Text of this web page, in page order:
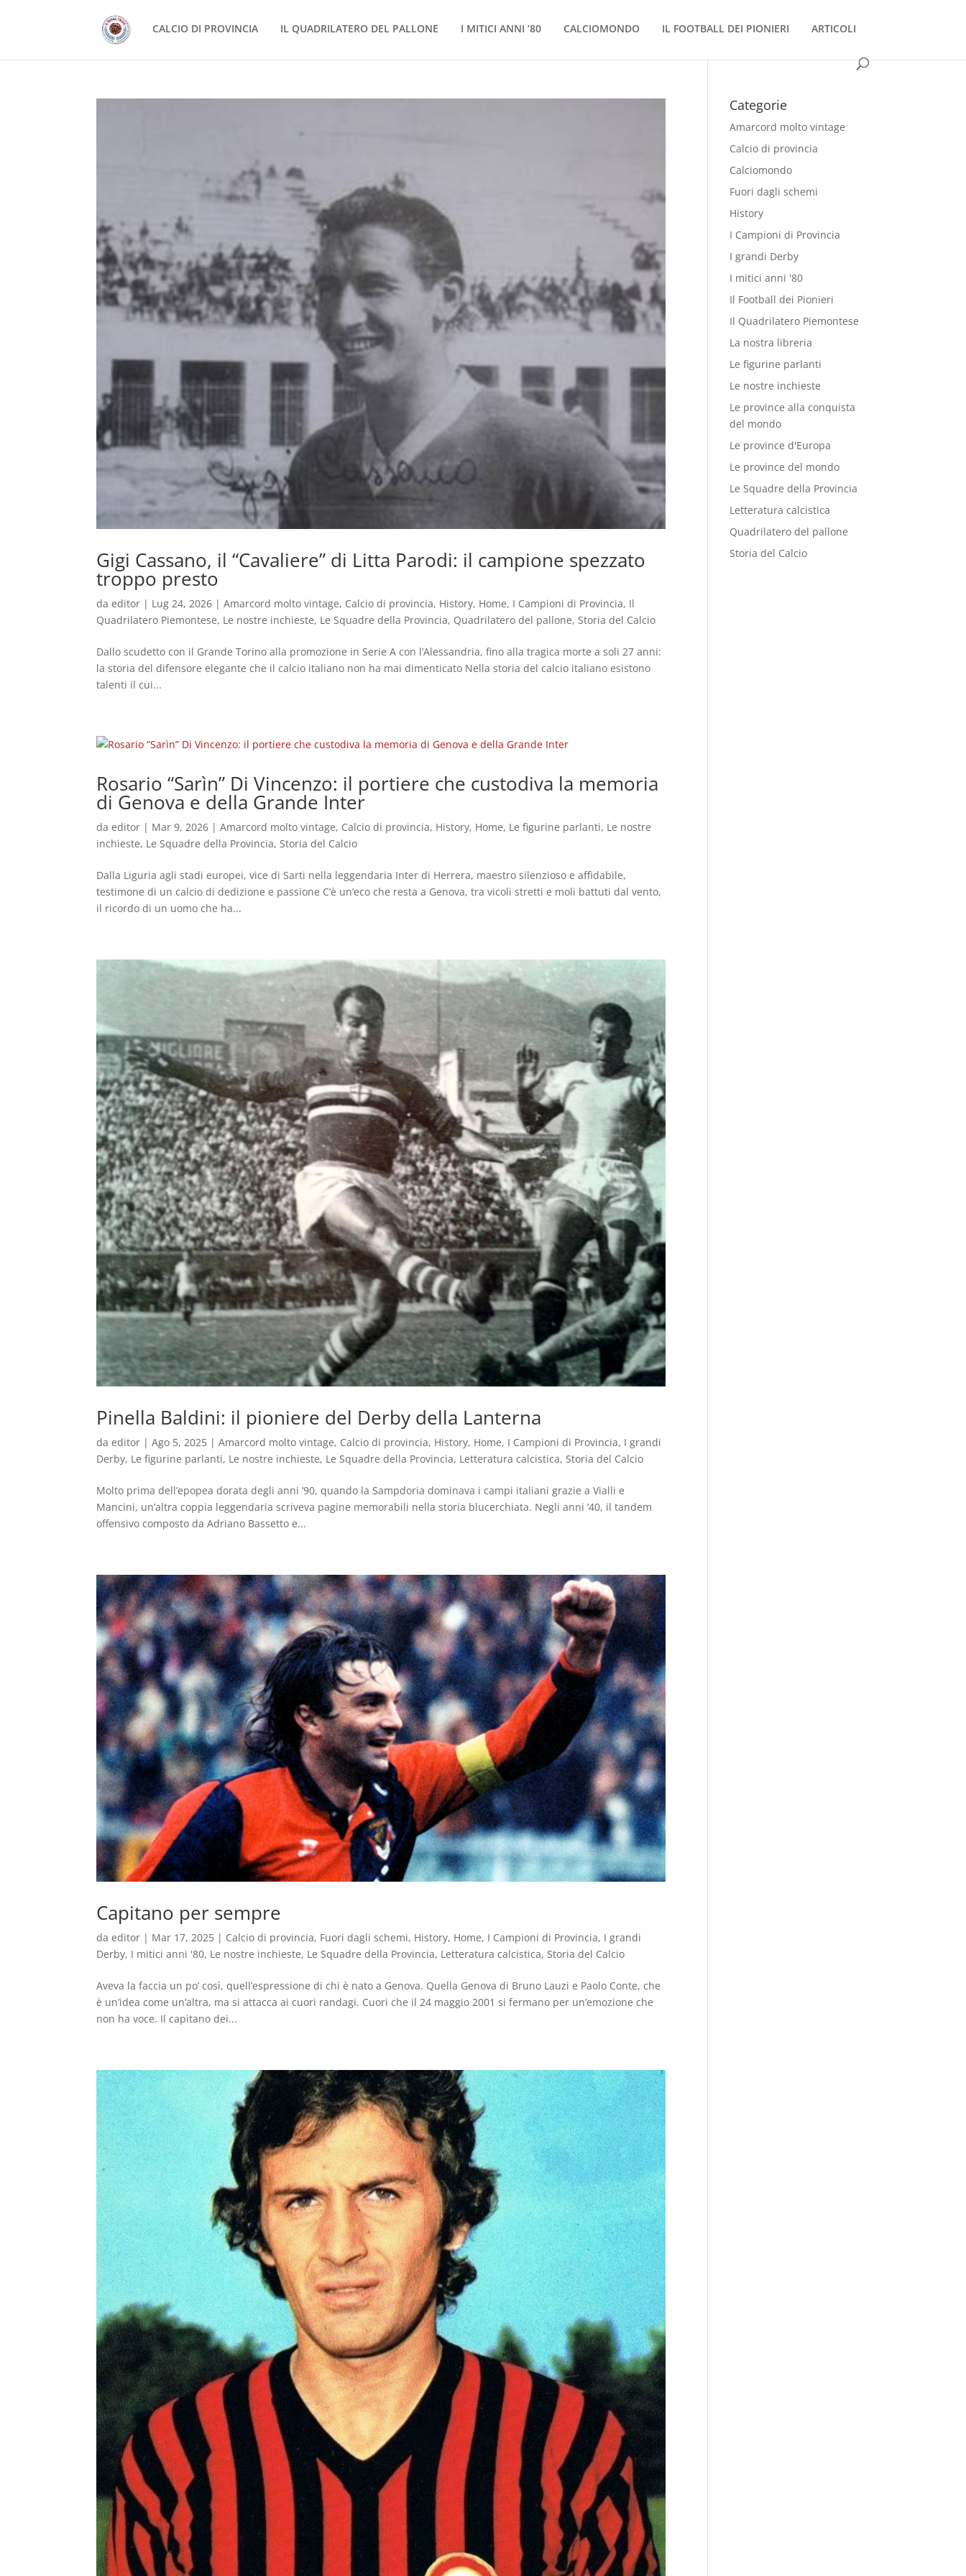
CALCIO DI PROVINCIA IL QUADRILATERO DEL PALLONE I MITICI ANNI ’80 CALCIOMONDO IL FOOTBALL DEI PIONIERI ARTICOLI
Gigi Cassano, il “Cavaliere” di Litta Parodi: il campione spezzato
troppo presto
daeditor | Lug 24, 2026 |Amarcord molto vintage, Calcio di provincia, History, Home, I Campioni di Provincia, Il
Quadrilatero Piemontese, Le nostre inchieste, Le Squadre della Provincia, Quadrilatero del pallone,Storia del Calcio
Dallo scudetto con il Grande Torino alla promozione in Serie A con l’Alessandria, fino alla tragica morte a soli 27 anni:
la storia del difensore elegante che il calcio italiano non ha mai dimenticato Nella storia del calcio italiano esistono
talenti il cui...
Rosario “Sarìn” Di Vincenzo: il portiere che custodiva la memoria
di Genova e della Grande Inter
daeditor | Mar 9, 2026 |Amarcord molto vintage, Calcio di provincia, History, Home, Le figurine parlanti, Le nostre
inchieste, Le Squadre della Provincia,Storia del Calcio
Dalla Liguria agli stadi europei, vice di Sarti nella leggendaria Inter di Herrera, maestro silenzioso e affidabile,
testimone di un calcio di dedizione e passione C’è un’eco che resta a Genova, tra vicoli stretti e moli battuti dal vento,
il ricordo di un uomo che ha...
Pinella Baldini: il pioniere del Derby della Lanterna
daeditor |Ago 5, 2025 |Amarcord molto vintage, Calcio di provincia, History, Home, I Campioni di Provincia, I grandi
Derby, Le figurine parlanti, Le nostre inchieste, Le Squadre della Provincia, Letteratura calcistica,Storia del Calcio
Molto prima dell’epopea dorata degli anni ’90, quando la Sampdoria dominava i campi italiani grazie a Vialli e
Mancini, un’altra coppia leggendaria scriveva pagine memorabili nella storia blucerchiata. Negli anni ’40, il tandem
offensivo composto da Adriano Bassetto e...
Capitano per sempre
daeditor | Mar 17, 2025 | Calcio di provincia, Fuori dagli schemi, History, Home, I Campioni di Provincia, I grandi
Derby, I mitici anni '80, Le nostre inchieste, Le Squadre della Provincia, Letteratura calcistica,Storia del Calcio
Aveva la faccia un po’ così, quell’espressione di chi è nato a Genova. Quella Genova di Bruno Lauzi e Paolo Conte, che
è un’idea come un’altra, ma si attacca ai cuori randagi. Cuori che il 24 maggio 2001 si fermano per un’emozione che
non ha voce. Il capitano dei...
Categorie
Amarcord molto vintage
Calcio di provincia
Calciomondo
Fuori dagli schemi
History
I Campioni di Provincia
I grandi Derby
I mitici anni '80
Il Football dei Pionieri
Il Quadrilatero Piemontese
La nostra libreria
Le figurine parlanti
Le nostre inchieste
Le province alla conquista
del mondo
Le province d'Europa
Le province del mondo
Le Squadre della Provincia
Letteratura calcistica
Quadrilatero del pallone
Storia del Calcio